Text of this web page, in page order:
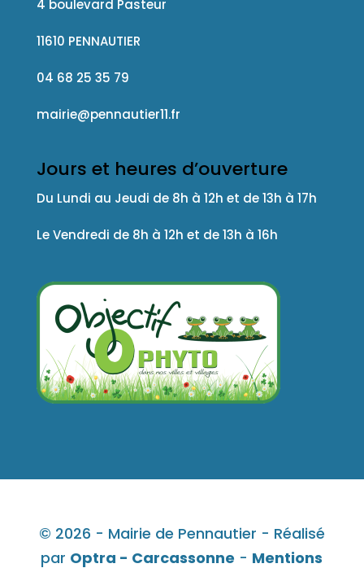
4 boulevard Pasteur
11610 PENNAUTIER
04 68 25 35 79
mairie@pennautier11.fr
Jours et heures d’ouverture
Du Lundi au Jeudi de 8h à 12h et de 13h à 17h
Le Vendredi de 8h à 12h et de 13h à 16h
© 2026 - Mairie de Pennautier - Réalisé
par Optra - Carcassonne - Mentions